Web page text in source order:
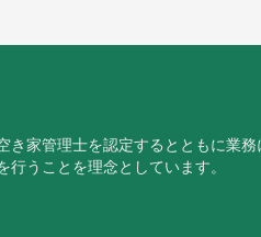
家管理士を認定するとともに業
うことを理念としています。